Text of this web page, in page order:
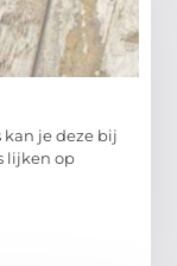
kan je deze bij
lijken op